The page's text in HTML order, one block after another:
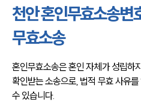
천안변호사 주요 업무사례
천안 분사무소 오시는 길
천안변호사상담 상담접수
채용정보
천안 혼인무효소송변
무효소송
혼인무효소송은 혼인 자체가 성립하
확인받는 소송으로, 법적 무효 사유
수 있습니다.